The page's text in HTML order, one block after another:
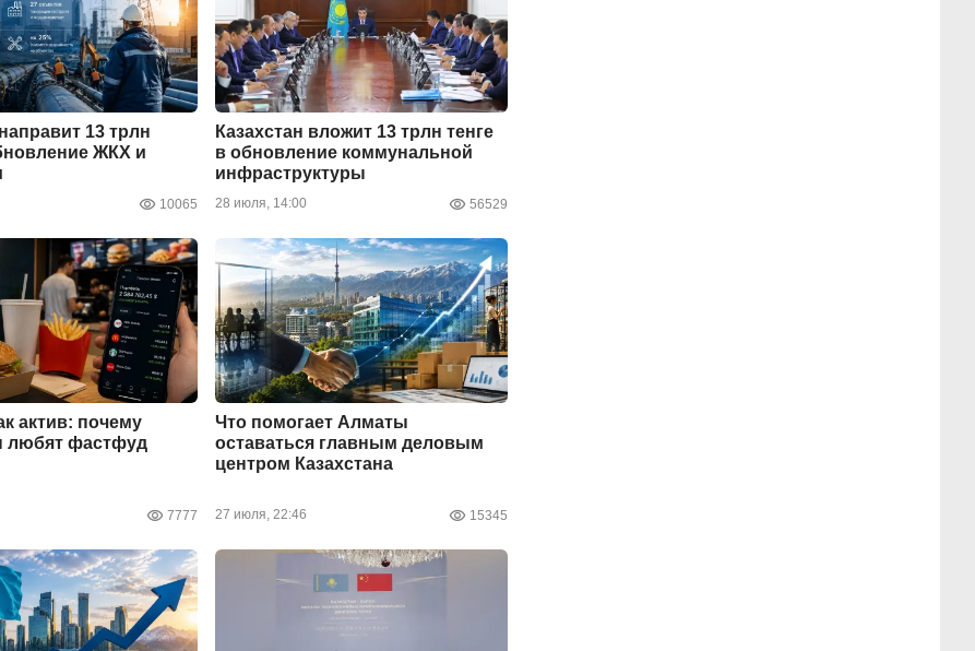
13 трлн
ЖКХ и
10065
Казахстан вложит 13 трлн тенге
в обновление коммунальной
инфраструктуры
28 июля, 14:00 56529
актив: почему
любят фастфуд
7777
Что помогает Алматы
оставаться главным деловым
центром Казахстана
27 июля, 22:46 15345